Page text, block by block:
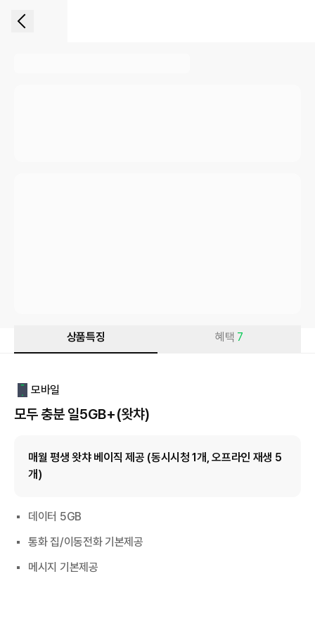
상품특징 혜택 7
모바일
모두 충분 일5GB+(왓챠)
매월 평생 왓챠 베이직 제공 (동시시청 1개, 오프라인 재생 5
개)
데이터 5GB
통화 집/이동전화 기본제공
메시지 기본제공